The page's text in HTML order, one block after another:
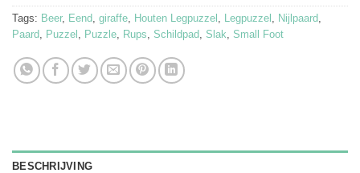
Tags: Beer, Eend giraffe Houten Legpuzzel Legpuzzel Nijlpaard
Paard
Puzzel Puzzle Rups Schildpad Slak Small Foot
BESCHRIJVING